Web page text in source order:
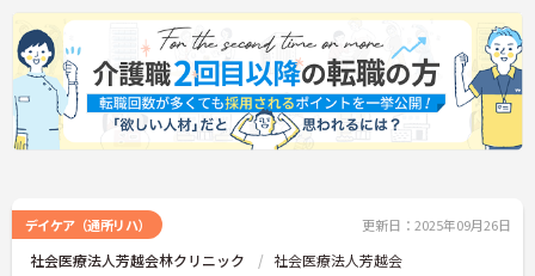
デイケア（通所リハ） 更新日：2025年09月26日
社会医療法人芳越会林クリニック 社会医療法人芳越会